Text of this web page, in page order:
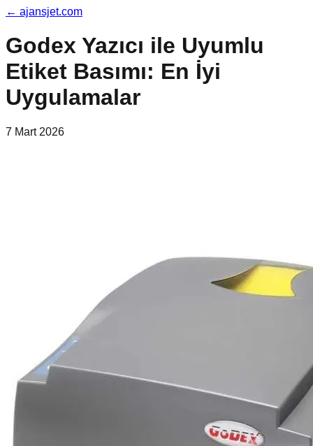
← ajansjet.com
Godex Yazıcı ile Uyumlu
Etiket Basımı: En İyi
Uygulamalar
7 Mart 2026